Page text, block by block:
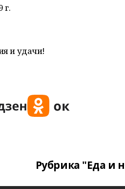
г.
и удачи!
Рубрика "Еда и